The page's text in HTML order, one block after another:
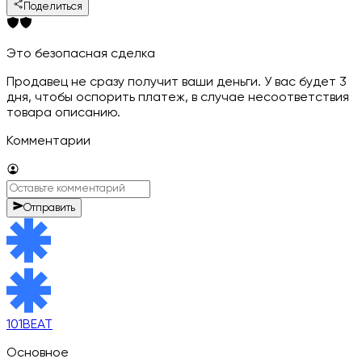
Поделиться
Это безопасная сделка
Продавец не сразу получит ваши деньги. У вас будет 3
дня, чтобы оспорить платеж, в случае несоответствия
товара описанию.
Комментарии
Отправить
101BEAT
Основное